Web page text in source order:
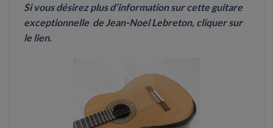
Si vous désirez plus d’information sur cette guitare
exceptionnelle de Jean-Noel Lebreton, cliquer sur
le lien.